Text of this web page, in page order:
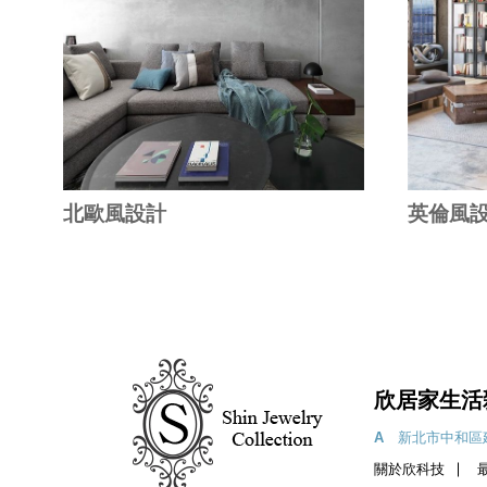
北歐風設計 英倫風
欣居家生
A 新北市中和
關於欣科技